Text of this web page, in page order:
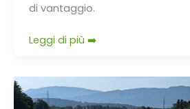
di vantaggio.
Leggi di più ➡️
Laurin
Lingenhag